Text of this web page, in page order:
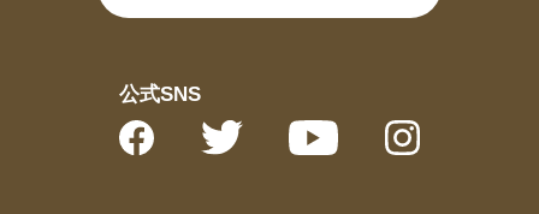
公式SNS